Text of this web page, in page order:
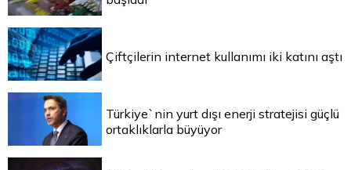
Çiftçilerin internet kullanımı iki katını aştı
Türkiye`nin yurt dışı enerji stratejisi güçlü
ortaklıklarla büyüyor